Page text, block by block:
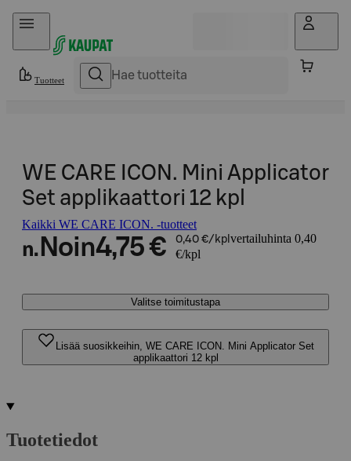
Hyppää sisältöön
Tuotteet
WE CARE ICON. Mini Applicator
Set applikaattori 12 kpl
Kaikki WE CARE ICON. -tuotteet
n. Noin4,75 € 0,40 €/kpl vertailuhinta 0,40
€/kpl
Valitse toimitustapa
Lisää suosikkeihin, WE CARE ICON. Mini Applicator Set
applikaattori 12 kpl
Tuotetiedot